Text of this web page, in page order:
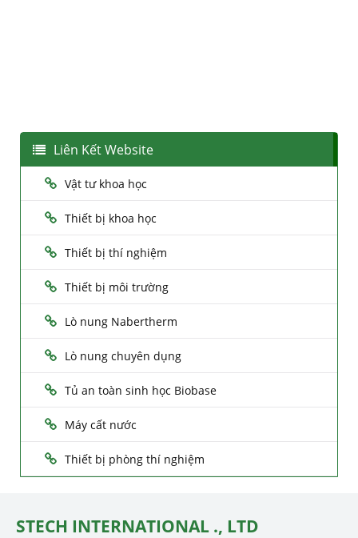
Liên Kết Website
Vật tư khoa học
Thiết bị khoa học
Thiết bị thí nghiệm
Thiết bị môi trường
Lò nung Nabertherm
Lò nung chuyên dụng
Tủ an toàn sinh học Biobase
Máy cất nước
Thiết bị phòng thí nghiệm
STECH INTERNATIONAL ., LTD